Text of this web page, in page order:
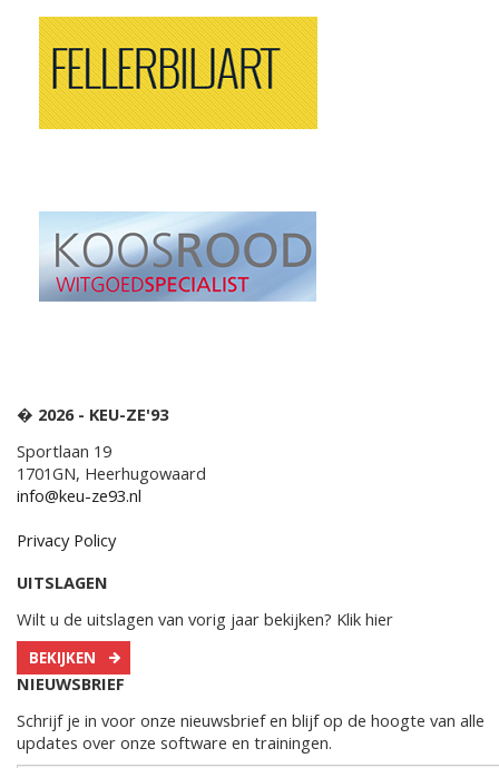
� 2026 - KEU-ZE'93
Sportlaan 19
1701GN, Heerhugowaard
info@keu-ze93.nl
Privacy Policy
UITSLAGEN
Wilt u de uitslagen van vorig jaar bekijken? Klik hier
BEKIJKEN
NIEUWSBRIEF
Schrijf je in voor onze nieuwsbrief en blijf op de hoogte van alle
updates over onze software en trainingen.